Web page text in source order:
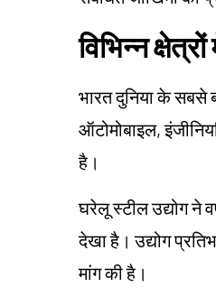
विभिन्न
भारत दुनिया के सबसे
ऑटोमोबाइल,
है।
घरेलू स्टील उद्योग ने
देखा है। उद्योग
मांग की है।